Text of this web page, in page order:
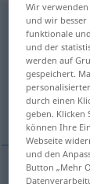
zielgerichtet
Übersicht
(Für mehr
metódico
Wir verwenden
und wir
funktionale
und der
werden auf
gespeichert.
durch einen
geben. Klicken
können Ihre
Webseite
und den
Button „Mehr